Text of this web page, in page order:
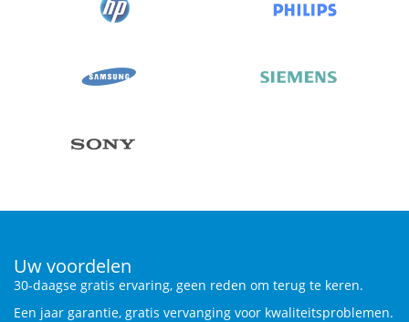
Uw voordelen
30-daagse gratis ervaring, geen reden om terug te keren.
Een jaar garantie, gratis vervanging voor kwaliteitsproblemen.